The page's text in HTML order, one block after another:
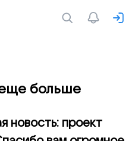
больше
новость: проект